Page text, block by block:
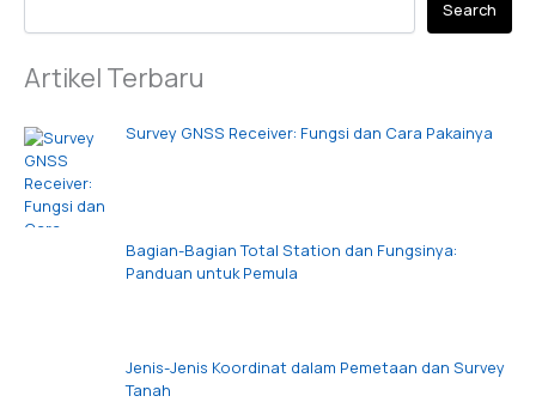
Search
Artikel Terbaru
Survey GNSS Receiver: Fungsi dan Cara Pakainya
Bagian-Bagian Total Station dan Fungsinya:
Panduan untuk Pemula
Jenis-Jenis Koordinat dalam Pemetaan dan Survey
Tanah